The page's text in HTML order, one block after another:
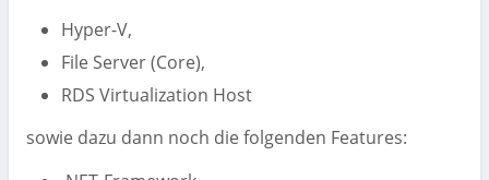
Hyper-V,
File Server (Core),
RDS Virtualization Host
sowie dazu dann noch die folgenden Features: